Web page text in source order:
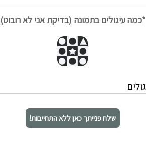
*כמה עיגולים בתמונה (בדיקת אני לא רובוט)
שלח פנייתך כאן ללא התחייבות!